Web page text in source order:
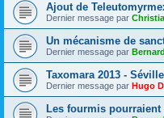
Ajout de
Dernier message par
Un mécanisme de
Dernier message par
Taxomara 2013 -
Dernier message par Hugo
Les fourmis